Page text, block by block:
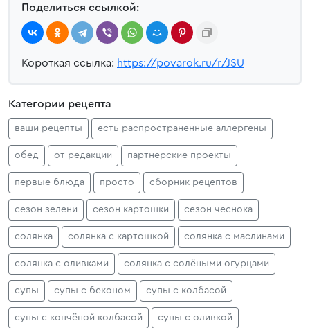
Поделиться ссылкой:
Короткая ссылка: https://povarok.ru/r/JSU
Категории рецепта
ваши рецепты есть распространенные аллергены
обед от редакции партнерские проекты
первые блюда просто сборник рецептов
сезон зелени сезон картошки сезон чеснока
солянка солянка с картошкой солянка с маслинами
солянка с оливками солянка с солёными огурцами
супы супы с беконом супы с колбасой
супы с копчёной колбасой супы с оливкой